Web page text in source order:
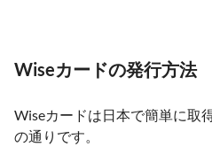
Wiseカードの発行方法
Wiseカードは日本で簡単に取
の通りです。